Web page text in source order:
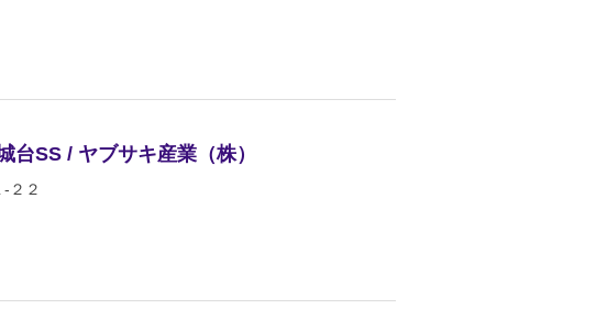
台SS / ヤブサキ産業（株）
２２